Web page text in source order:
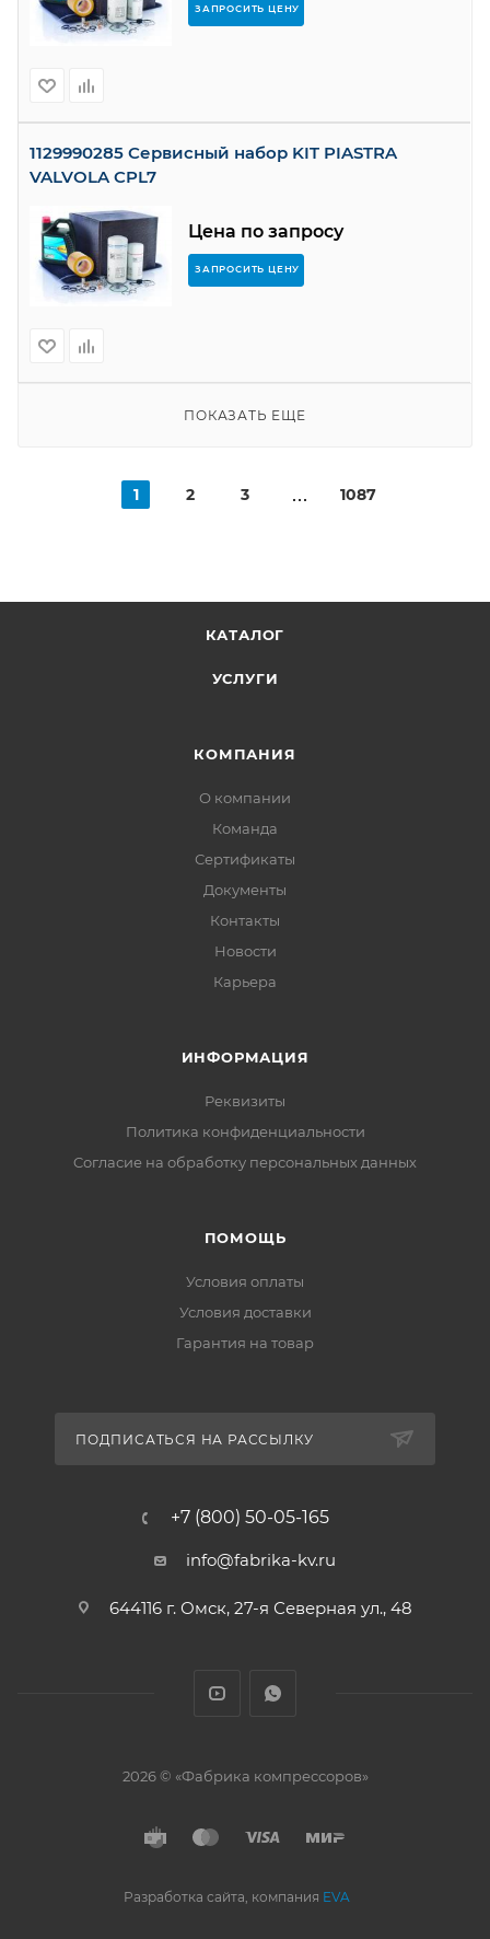
ЗАПРОСИТЬ ЦЕНУ
1129990285 Сервисный набор KIT PIASTRA
VALVOLA CPL7
Цена по запросу
ЗАПРОСИТЬ ЦЕНУ
ПОКАЗАТЬ ЕЩЕ
1 2 3 1087
КАТАЛОГ
УСЛУГИ
КОМПАНИЯ
О компании
Команда
Сертификаты
Документы
Контакты
Новости
Карьера
ИНФОРМАЦИЯ
Реквизиты
Политика конфиденциальности
Cогласие на обработку персональных данных
ПОМОЩЬ
Условия оплаты
Условия доставки
Гарантия на товар
ПОДПИСАТЬСЯ НА РАССЫЛКУ
+7 (800) 50-05-165
info@fabrika-kv.ru
644116 г. Омск, 27-я Северная ул., 48
2026 © «Фабрика компрессоров»
Разработка сайта, компания EVA